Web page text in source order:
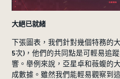
大絕已就緒
下張圖表，我們針對幾個特務的
5次)，他們的共同點是可輕易追
響。舉例來說，亞星卓和薇蝮的
成數據。雖然我們能輕易觀察到